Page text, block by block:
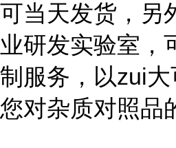
可当天发货，另
业研发实验室，
制服务，以zui大
您对杂质对照品